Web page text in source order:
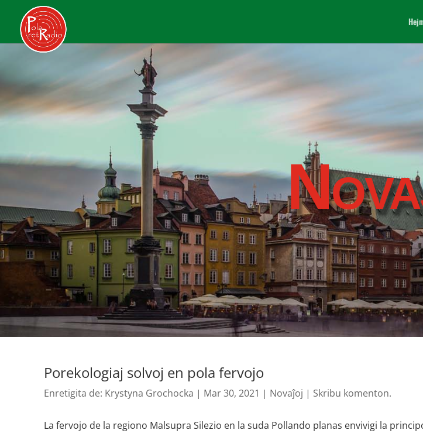
Porekologiaj solvoj en pola fervojo
Enretigita de: Krystyna Grochocka | Mar 30, 2021 | Novaĵoj | Skribu komenton.
La fervojo de la regiono Malsupra Silezio en la suda Pollando planas envivigi la